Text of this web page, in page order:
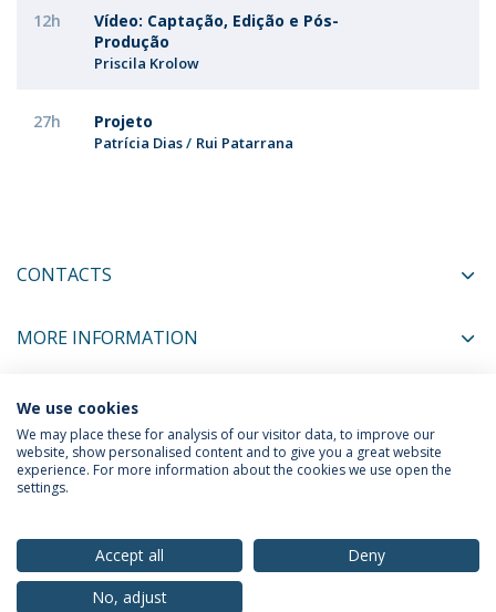
12h
Vídeo: Captação, Edição e Pós-
Produção
Priscila Krolow
27h Projeto
Patrícia Dias Rui Patarrana
CONTACTS
MORE INFORMATION
COORDINATORS
Privacy Policy
We use cookies
We may place these for analysis of our visitor data, to improve our
website, show personalised content and to give you a great website
experience. For more information about the cookies we use open the
settings.
Accept all
Deny
No, adjust